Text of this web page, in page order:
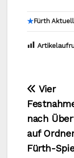
★Fürth
Vier
nach
auf
Fürth-